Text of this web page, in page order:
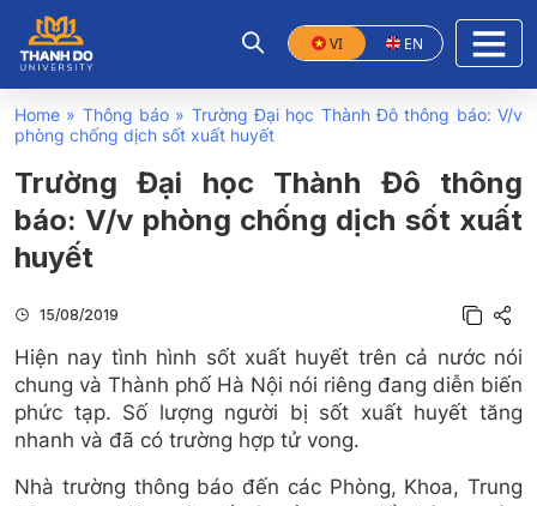
VI EN
Home » Thông báo » Trường Đại học Thành Đô thông báo: V/v
phòng chống dịch sốt xuất huyết
Trường Đại học Thành Đô thông
báo: V/v phòng chống dịch sốt xuất
huyết
15/08/2019
Hiện nay tình hình sốt xuất huyết trên cả nước nói
chung và Thành phố Hà Nội nói riêng đang diễn biến
phức tạp. Số lượng người bị sốt xuất huyết tăng
nhanh và đã có trường hợp tử vong.
Nhà trường thông báo đến các Phòng, Khoa, Trung